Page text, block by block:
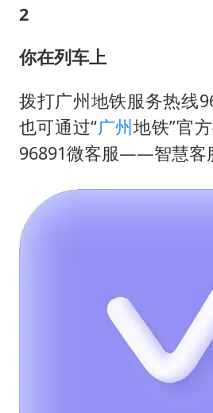
2
你在列车上
拨打广州地铁服务热线
也可通过“广州地铁”官
96891微客服——智慧客